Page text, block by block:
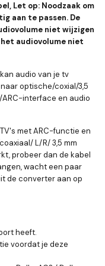
Let op: Noodzaak om
aan te passen. De
niet wijzigen
audiovolume niet
audio van je tv
optische/coxial/3,5
interface en audio
met ARC-functie en
L/R/ 3,5 mm
probeer dan de kabel
wacht een paar
de converter aan op
heeft.
voordat je deze